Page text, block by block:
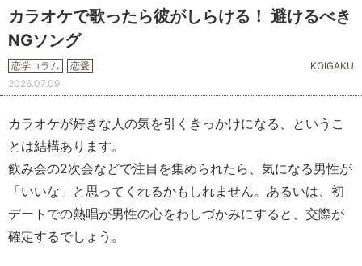
カラオケで歌ったら彼がしらける！ 避けるべき
NGソング
恋学コラム 恋愛
KOIGAKU
2026.07.09
カラオケが好きな人の気を引くきっかけになる、というこ
とは結構あります。
飲み会の2次会などで注目を集められたら、気になる男性が
「いいな」と思ってくれるかもしれません。あるいは、初
デートでの熱唱が男性の心をわしづかみにすると、交際が
確定するでしょう。